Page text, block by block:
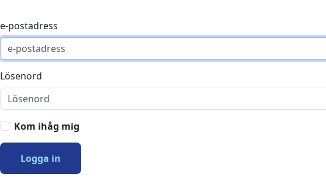
e-postadress
Lösenord
Kom ihåg mig
Logga in